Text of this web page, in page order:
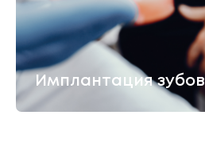
Имплантация зубов